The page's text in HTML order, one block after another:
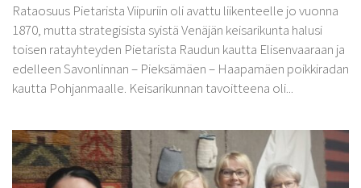
Rataosuus Pietarista Viipuriin oli avattu liikenteelle jo vuonna
1870, mutta strategisista syistä Venäjän keisarikunta halusi
toisen ratayhteyden Pietarista Raudun kautta Elisenvaaraan ja
edelleen Savonlinnan – Pieksämäen – Haapamäen poikkiradan
kautta Pohjanmaalle. Keisarikunnan tavoitteena oli...